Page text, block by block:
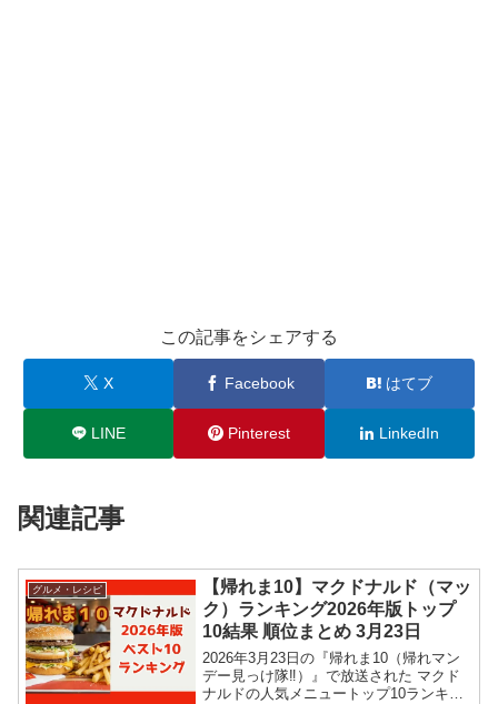
この記事をシェアする
X Facebook はてブ
LINE Pinterest LinkedIn
関連記事
グルメ・レシピ
【帰れま10】マクドナルド（マッ
ク）ランキング2026年版トップ
10結果 順位まとめ 3月23日
2026年3月23日の『帰れま10（帰れマン
デー見っけ隊‼︎）』で放送された マクド
ナルドの人気メニュートップ10ランキン